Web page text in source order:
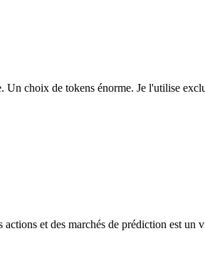
choix de tokens énorme. Je l'utilise
et des marchés de prédiction est